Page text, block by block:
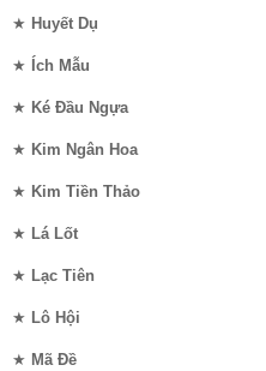
★ Huyết Dụ
★ Ích Mẫu
★ Ké Đầu Ngựa
★ Kim Ngân Hoa
★ Kim Tiền Thảo
★ Lá Lốt
★ Lạc Tiên
★ Lô Hội
★ Mã Đề